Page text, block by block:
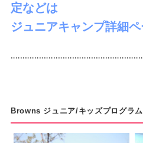
定などは
ジュニアキャンプ詳細ペ
Browns ジュニア/キッズプログラ